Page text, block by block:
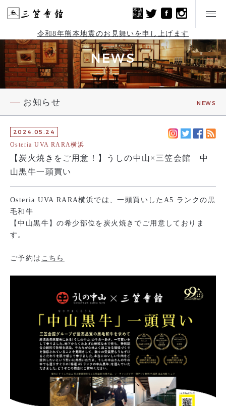
本店
地図
令和8年熊本地震のお見舞いを申し上げます
NEWS
お知らせ NEWS
2024.05.24
Osteria UVA RARA横浜
【炭火焼きをご用意！】うしの中山×三笠会館 中
山黒牛一頭買い
Osteria UVA RARA横浜では、一頭買いしたA5 ランクの黒
毛和牛
【中山黒牛】の希少部位を炭火焼きでご用意しておりま
す。
ご予約は こちら